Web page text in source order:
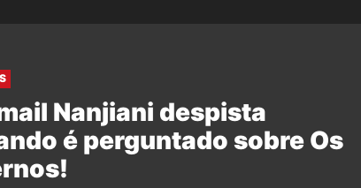
Nanjiani despista
é perguntado sobre Os